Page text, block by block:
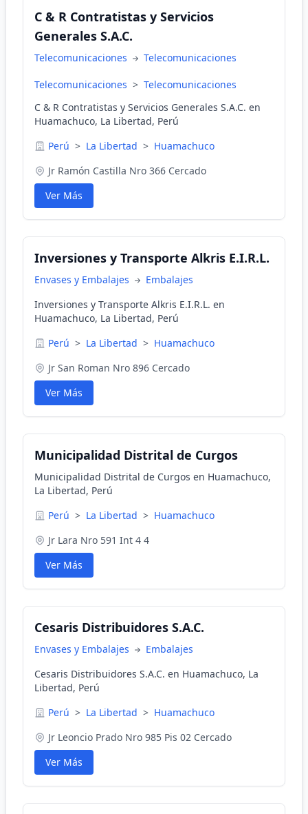
C & R Contratistas y Servicios
Generales S.A.C.
Telecomunicaciones Telecomunicaciones
Telecomunicaciones > Telecomunicaciones
C & R Contratistas y Servicios Generales S.A.C. en
Huamachuco, La Libertad, Perú
Perú > La Libertad > Huamachuco
Jr Ramón Castilla Nro 366 Cercado
Ver Más
Inversiones y Transporte Alkris E.I.R.L.
Envases y Embalajes
Embalajes
Inversiones y Transporte Alkris E.I.R.L. en
Huamachuco, La Libertad, Perú
Perú > La Libertad > Huamachuco
Jr San Roman Nro 896 Cercado
Ver Más
Municipalidad Distrital de Curgos
Municipalidad Distrital de Curgos en Huamachuco,
La Libertad, Perú
Perú > La Libertad > Huamachuco
Jr Lara Nro 591 Int 4 4
Ver Más
Cesaris Distribuidores S.A.C.
Envases y Embalajes
Embalajes
Cesaris Distribuidores S.A.C. en Huamachuco, La
Libertad, Perú
Perú > La Libertad > Huamachuco
Jr Leoncio Prado Nro 985 Pis 02 Cercado
Ver Más